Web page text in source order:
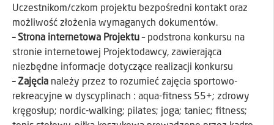
Uczestnikom/czkom projektu bezpośredni kontakt oraz
możliwość złożenia wymaganych dokumentów.
– Strona internetowa Projektu– podstrona konkursu na
stronie internetowej Projektodawcy, zawierająca
niezbędne informacje dotyczące realizacji konkursu
– Zajęcia należy przez to rozumieć zajęcia sportowo-
rekreacyjne w dyscyplinach : aqua-fitness 55+; zdrowy
kręgosłup; nordic-walking; pilates; joga; taniec; fitness;